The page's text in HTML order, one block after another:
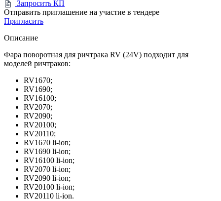
Запросить КП
Отправить приглашение на участие в тендере
Пригласить
Описание
Фара поворотная для ричтрака RV (24V) подходит для
моделей ричтраков:
RV1670;
RV1690;
RV16100;
RV2070;
RV2090;
RV20100;
RV20110;
RV1670 li-ion;
RV1690 li-ion;
RV16100 li-ion;
RV2070 li-ion;
RV2090 li-ion;
RV20100 li-ion;
RV20110 li-ion.